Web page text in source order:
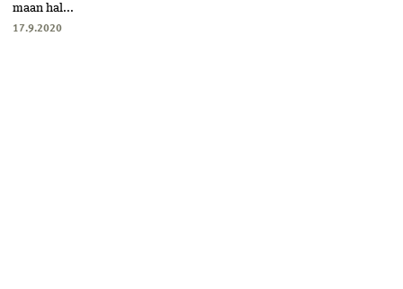
maan hal...
17.9.2020